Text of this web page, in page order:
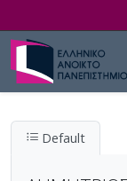
Default